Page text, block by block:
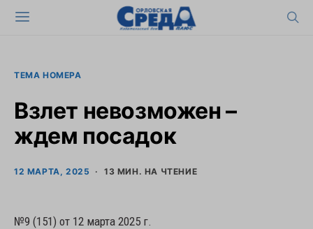
ТЕМА НОМЕРА
Взлет невозможен –
ждем посадок
12 МАРТА, 2025 13 МИН. НА ЧТЕНИЕ
№9 (151) от 12 марта 2025 г.